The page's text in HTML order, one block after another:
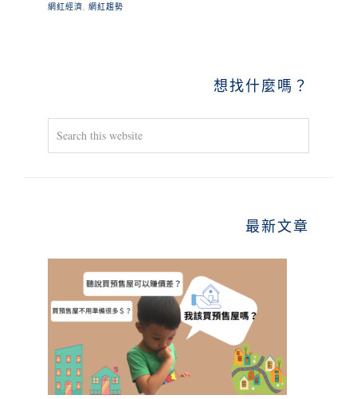
網紅經濟, 網紅趨勢
想找什麼嗎？
this
最新文章